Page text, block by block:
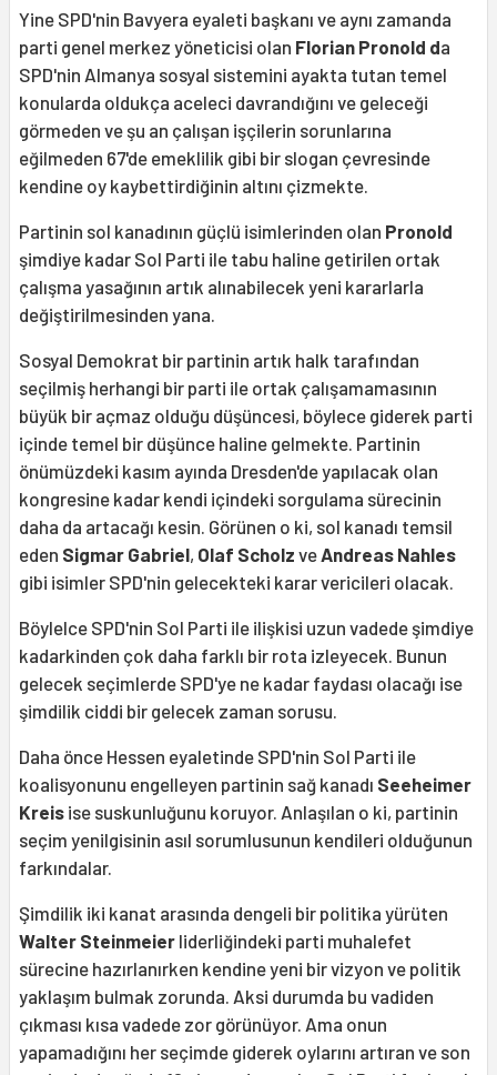
Yine SPD'nin Bavyera eyaleti başkanı ve aynı zamanda
parti genel merkez yöneticisi olan Florian Pronold da
SPD'nin Almanya sosyal sistemini ayakta tutan temel
konularda oldukça aceleci davrandığını ve geleceği
görmeden ve şu an çalışan işçilerin sorunlarına
eğilmeden 67'de emeklilik gibi bir slogan çevresinde
kendine oy kaybettirdiğinin altını çizmekte.
Partinin sol kanadının güçlü isimlerinden olan Pronold
şimdiye kadar Sol Parti ile tabu haline getirilen ortak
çalışma yasağının artık alınabilecek yeni kararlarla
değiştirilmesinden yana.
Sosyal Demokrat bir partinin artık halk tarafından
seçilmiş herhangi bir parti ile ortak çalışamamasının
büyük bir açmaz olduğu düşüncesi, böylece giderek parti
içinde temel bir düşünce haline gelmekte. Partinin
önümüzdeki kasım ayında Dresden'de yapılacak olan
kongresine kadar kendi içindeki sorgulama sürecinin
daha da artacağı kesin. Görünen o ki, sol kanadı temsil
eden Sigmar Gabriel, Olaf Scholz ve Andreas Nahles
gibi isimler SPD'nin gelecekteki karar vericileri olacak.
Böylelce SPD'nin Sol Parti ile ilişkisi uzun vadede şimdiye
kadarkinden çok daha farklı bir rota izleyecek. Bunun
gelecek seçimlerde SPD'ye ne kadar faydası olacağı ise
şimdilik ciddi bir gelecek zaman sorusu.
Daha önce Hessen eyaletinde SPD'nin Sol Parti ile
koalisyonunu engelleyen partinin sağ kanadı Seeheimer
Kreis ise suskunluğunu koruyor. Anlaşılan o ki, partinin
seçim yenilgisinin asıl sorumlusunun kendileri olduğunun
farkındalar.
Şimdilik iki kanat arasında dengeli bir politika yürüten
Walter Steinmeier liderliğindeki parti muhalefet
sürecine hazırlanırken kendine yeni bir vizyon ve politik
yaklaşım bulmak zorunda. Aksi durumda bu vadiden
çıkması kısa vadede zor görünüyor. Ama onun
yapamadığını her seçimde giderek oylarını artıran ve son